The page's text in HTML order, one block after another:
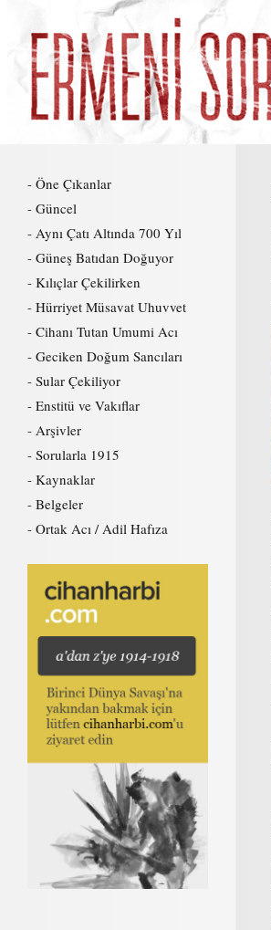
Öne Çıkanlar
Güncel
Aynı Çatı Altında 700 Yıl
Güneş Batıdan Doğuyor
Kılıçlar Çekilirken
Hürriyet Müsavat Uhuvvet
Cihanı Tutan Umumi Acı
Geciken Doğum Sancıları
Sular Çekiliyor
Enstitü ve Vakıflar
Arşivler
Sorularla 1915
Kaynaklar
Belgeler
Ortak Acı / Adil Hafıza